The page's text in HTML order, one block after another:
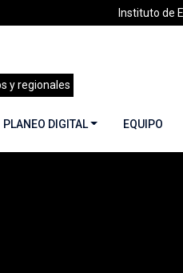
Instituto de
y regionales
PLANEO DIGITAL EQUIPO